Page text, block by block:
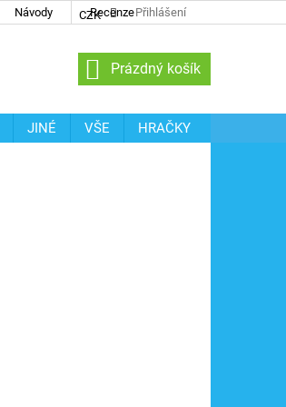
Návody Recenze
CZK Přihlášení
NÁKUPNÍ
KOŠÍK
Prázdný košík
JINÉ VŠE
HRAČKY